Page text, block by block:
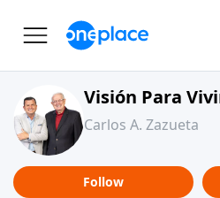
Visión Para
Carlos A. Zazueta
Follow